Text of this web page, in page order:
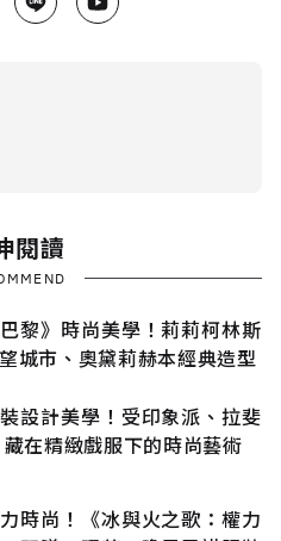
閱讀
巴黎》時尚美學！莉莉柯林斯
城市、奧黛莉赫本經典造型
裝設計美學！受印象派、拉斐
在精緻戲服下的時尚藝術
時尚！《冰與火之歌：權力